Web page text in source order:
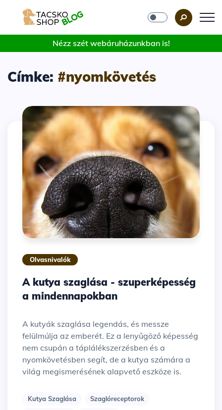
Nézz szét webáruházunkban is!
Címke: #nyomkövetés
Olvasnivalók
A kutya szaglása - szuperképesség
a mindennapokban
A kutyák szaglása legendás, és messze
felülmúlja az emberét. Ez a lenyűgöző képesség
nem csupán a táplálékszerzésben és a
nyomkövetésben segít, de a kutya számára a
világ megismerésének alapvető eszköze is.
Kutya Szaglása
Szaglóreceptorok